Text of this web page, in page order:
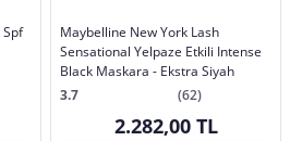
Spf
Maybelline New York Lash
Sensational Yelpaze Etkili Intense
Black Maskara - Ekstra Siyah
3.7
(62)
2.282,00 TL